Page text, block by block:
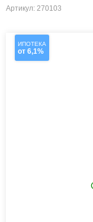
Артикул: 270103
ИПОТЕКА
от 6,1%